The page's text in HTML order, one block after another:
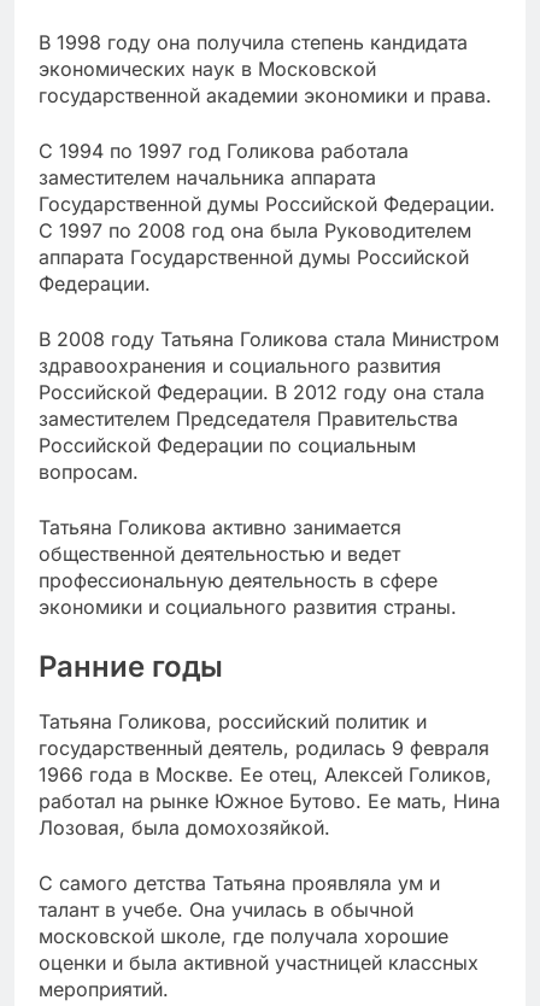
В 1998 году она получила степень кандидата
экономических наук в Московской
государственной академии экономики и права.
С 1994 по 1997 год Голикова работала
заместителем начальника аппарата
Государственной думы Российской Федерации.
С 1997 по 2008 год она была Руководителем
аппарата Государственной думы Российской
Федерации.
В 2008 году Татьяна Голикова стала Министром
здравоохранения и социального развития
Российской Федерации. В 2012 году она стала
заместителем Председателя Правительства
Российской Федерации по социальным
вопросам.
Татьяна Голикова активно занимается
общественной деятельностью и ведет
профессиональную деятельность в сфере
экономики и социального развития страны.
Ранние годы
Татьяна Голикова, российский политик и
государственный деятель, родилась 9 февраля
1966 года в Москве. Ее отец, Алексей Голиков,
работал на рынке Южное Бутово. Ее мать, Нина
Лозовая, была домохозяйкой.
С самого детства Татьяна проявляла ум и
талант в учебе. Она училась в обычной
московской школе, где получала хорошие
оценки и была активной участницей классных
мероприятий.